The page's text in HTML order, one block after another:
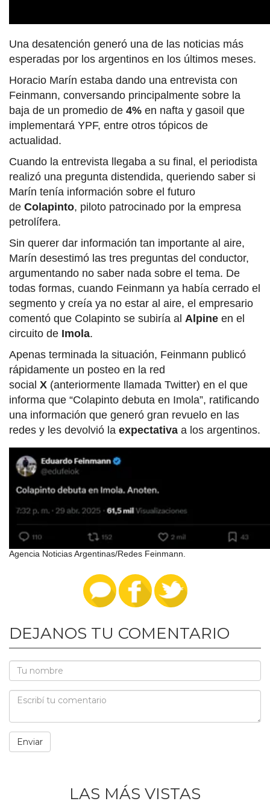
Una desatención generó una de las noticias más
esperadas por los argentinos en los últimos meses.
Horacio Marín estaba dando una entrevista con
Feinmann, conversando principalmente sobre la
baja de un promedio de 4% en nafta y gasoil que
implementará YPF, entre otros tópicos de
actualidad.
Cuando la entrevista llegaba a su final, el periodista
realizó una pregunta distendida, queriendo saber si
Marín tenía información sobre el futuro
de Colapinto, piloto patrocinado por la empresa
petrolífera.
Sin querer dar información tan importante al aire,
Marín desestimó las tres preguntas del conductor,
argumentando no saber nada sobre el tema. De
todas formas, cuando Feinmann ya había cerrado el
segmento y creía ya no estar al aire, el empresario
comentó que Colapinto se subiría al Alpine en el
circuito de Imola.
Apenas terminada la situación, Feinmann publicó
rápidamente un posteo en la red
social X (anteriormente llamada Twitter) en el que
informa que “Colapinto debuta en Imola”, ratificando
una información que generó gran revuelo en las
redes y les devolvió la expectativa a los argentinos.
El posteo de Feinmann en X.
Agencia Noticias Argentinas/Redes Feinmann.
DEJANOS TU COMENTARIO
LAS MÁS VISTAS